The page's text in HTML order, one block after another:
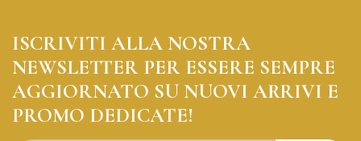
ISCRIVITI ALLA NOSTRA
NEWSLETTER PER ESSERE SEMPRE
AGGIORNATO SU NUOVI ARRIVI E
PROMO DEDICATE!